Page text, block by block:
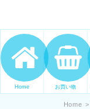
ママの才
表現ステー
ンスを表
Home お買い物
Home >